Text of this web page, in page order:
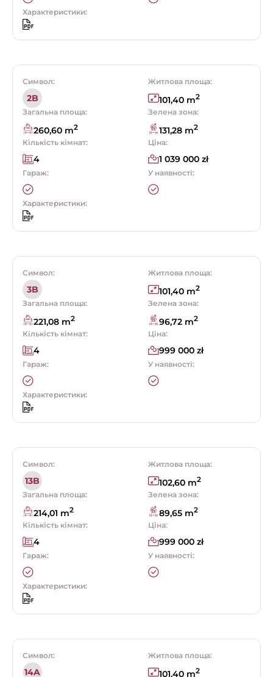
Характеристики:
Символ:
2B
Житлова площа:
101,40 m2
Загальна площа:
260,60 m2
Зелена зона:
131,28 m2
Кількість кімнат:
4
Ціна:
1 039 000 zł
Гараж: У наявності:
Характеристики:
Символ:
3B
Житлова площа:
101,40 m2
Загальна площа:
221,08 m2
Зелена зона:
96,72 m2
Кількість кімнат:
4
Ціна:
999 000 zł
Гараж: У наявності:
Характеристики:
Символ:
13B
Житлова площа:
102,60 m2
Загальна площа:
214,01 m2
Зелена зона:
89,65 m2
Кількість кімнат:
4
Ціна:
999 000 zł
Гараж: У наявності:
Характеристики:
Символ:
14A
Житлова площа:
101,40 m2